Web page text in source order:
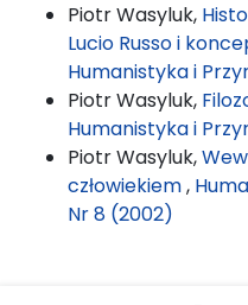
Piotr Wasyluk,
Lucio Russo i
Humanistyka i
Piotr Wasyluk,
Humanistyka i
Piotr Wasyluk,
człowiekiem,
Nr 8 (2002)